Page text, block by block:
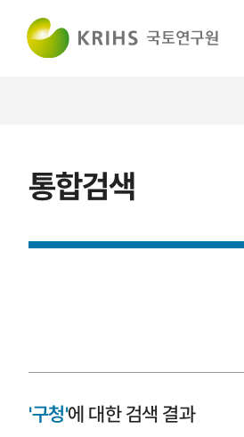
통합검색
'구청'에 대한 검색 결과